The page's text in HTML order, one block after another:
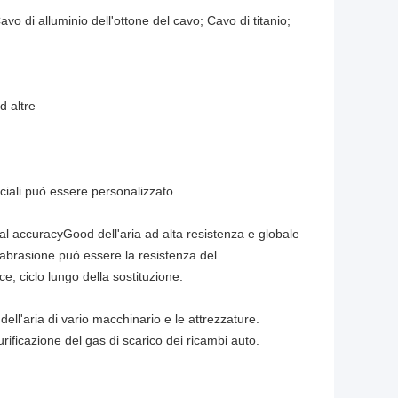
di alluminio dell'ottone del cavo; Cavo di titanio;
altre
può essere personalizzato.
accuracyGood dell'aria ad alta resistenza e globale
può essere la resistenza del
ciclo lungo della sostituzione.
di vario macchinario e le attrezzature.
del gas di scarico dei ricambi auto.